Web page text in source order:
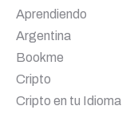
Aprendiendo
Argentina
Bookme
Cripto
Cripto en tu Idioma